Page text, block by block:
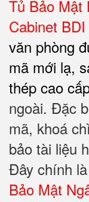
Tủ Bảo Mật
Cabinet
văn phòng
mã mới lạ,
thép cao
ngoài. Đặc
mã, khoá
bảo tài liệu
Đây chính
Bảo Mật